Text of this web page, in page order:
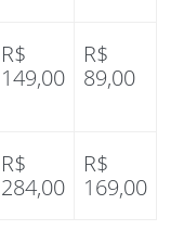
R$
149,00
R$
89,00
R$
284,00
R$
169,00